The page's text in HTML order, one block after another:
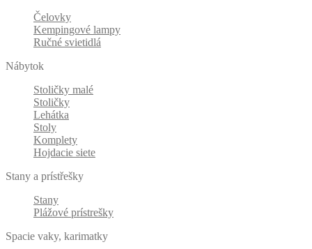
Čelovky
Kempingové lampy
Ručné svietidlá
Nábytok
Stoličky malé
Stoličky
Lehátka
Stoly
Komplety
Hojdacie siete
Stany a prístřešky
Stany
Plážové prístrešky
Spacie vaky, karimatky